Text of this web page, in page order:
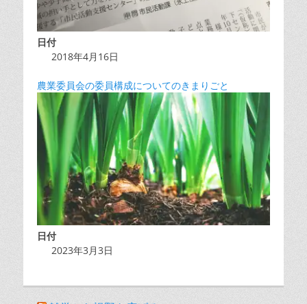
日付
2018年4月16日
農業委員会の委員構成についてのきまりごと
日付
2023年3月3日